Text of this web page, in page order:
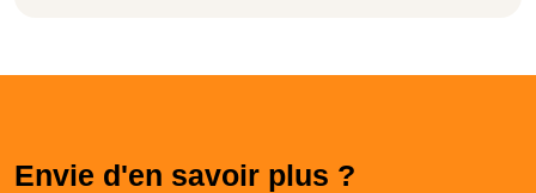
Envie d'en savoir plus ?